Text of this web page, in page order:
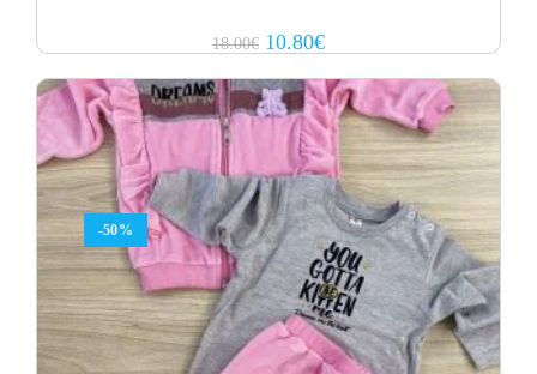
18.00€ Original
price
18.00€.
10.80€Current
price
10.80€.
-50%